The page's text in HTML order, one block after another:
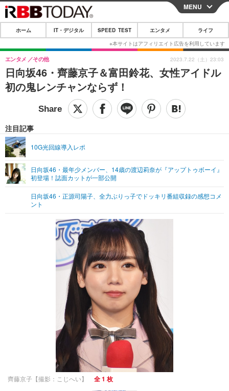
CLOSE
ホーム
IT・デジタル
IT・デジタルTOP スマートフォン
ショッピング その他
SPEED TEST
エンタメTOP 映画・ドラマ
グラビア
ショッピング その他
ライフTOP
その他
リリース一覧
プッシュ通知の停止方法
MENU
ホーム IT・デジタル SPEED TEST エンタメ ライフ
日向坂46・齊藤京子＆富田鈴花、女性アイドル
初の鬼レンチャンならず！
エンタメ その他
注目記事
10G光回線導入レポ
日向坂46・最年少メンバー、14歳の渡辺莉奈が『アップトゥボーイ』
初登場！誌面カットが一部公開
日向坂46・正源司陽子、全力ぶりっ子でドッキリ番組収録の感想コメ
ント
2023.7.22（土）23:03
齊藤京子【撮影：こじへい】 全 1 枚